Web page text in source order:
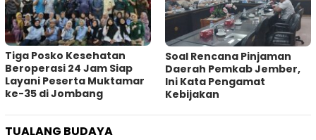
Tiga Posko Kesehatan
Beroperasi 24 Jam Siap
Layani Peserta Muktamar
ke-35 di Jombang
‎Soal Rencana Pinjaman
Daerah Pemkab Jember,
Ini Kata Pengamat
Kebijakan ‎
TUALANG BUDAYA